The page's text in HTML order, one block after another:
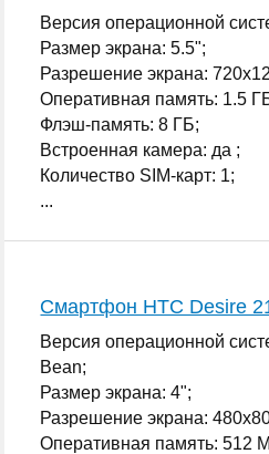
Версия операционной
Размер экрана: 5.5";
Разрешение экрана:
Оперативная память: 1.5
Флэш-память: 8 ГБ;
Встроенная камера: да ;
Количество SIM-карт: 1;
...
Смартфон HTC Desire
Версия операционной
Bean;
Размер экрана: 4";
Разрешение экрана:
Оперативная память: 512